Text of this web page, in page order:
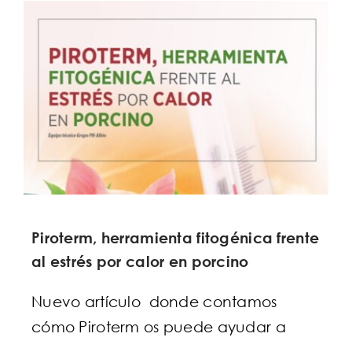
Piroterm, herramienta fitogénica frente
al estrés por calor en porcino
Nuevo artículo donde contamos
cómo Piroterm os puede ayudar a